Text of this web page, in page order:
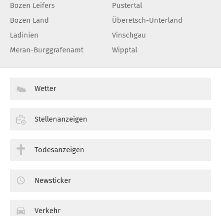
Bozen Leifers
Bozen Land
Ladinien
Meran-Burggrafenamt
Pustertal
Überetsch-Unterland
Vinschgau
Wipptal
Wetter
Stellenanzeigen
Todesanzeigen
Newsticker
Verkehr